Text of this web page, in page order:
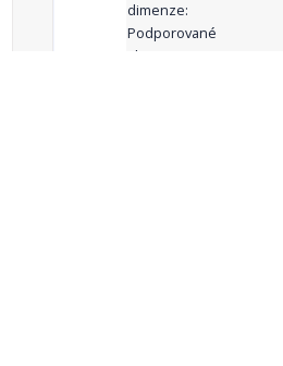
dimenze:
Podporované
aktivity: